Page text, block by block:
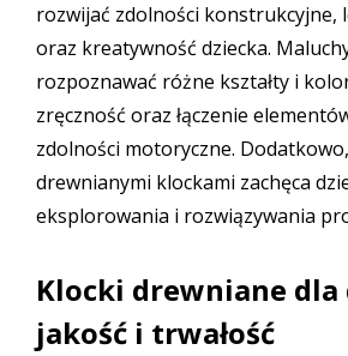
rozwijać zdolności konstrukcyjne,
oraz kreatywność dziecka.
rozpoznawać różne kształty i
zręczność oraz łączenie
zdolności motoryczne.
drewnianymi klockami zachęca
eksplorowania i rozwiązywania
Klocki drewniane dla
jakość i trwałość